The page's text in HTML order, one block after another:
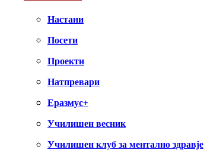
Настани
Посети
Проекти
Натпревари
Еразмус+
Училишен весник
Училишен клуб за ментално здравје